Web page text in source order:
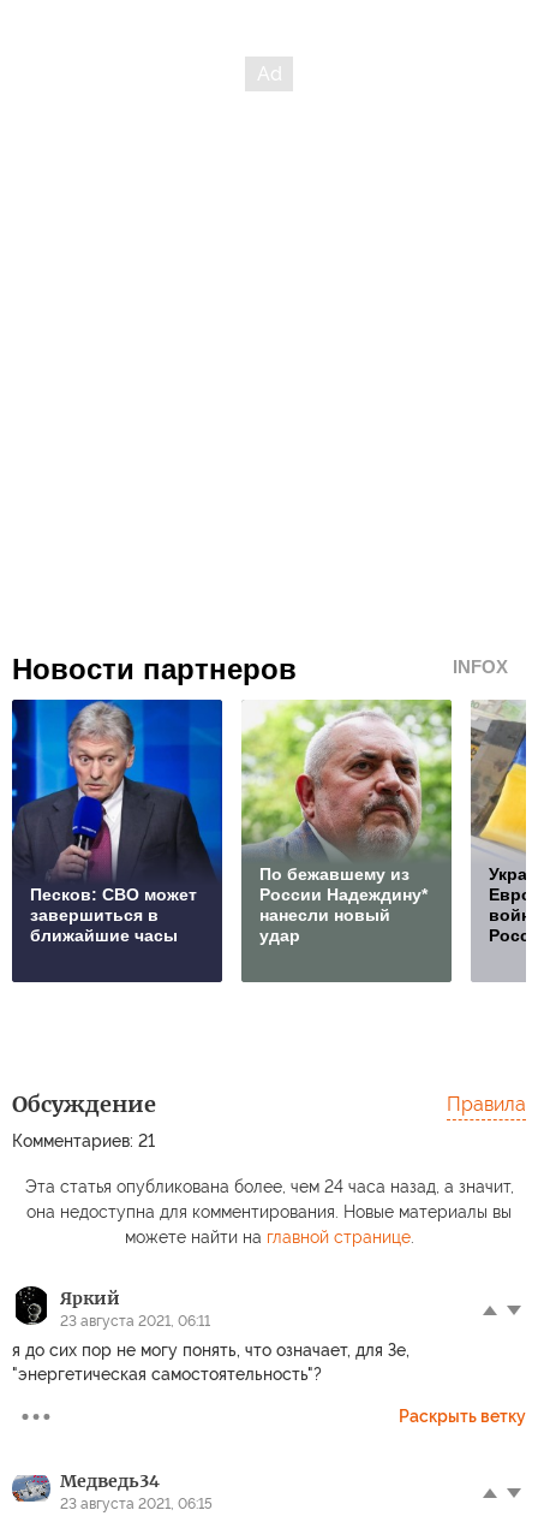
Новости партнеров INFOX
Песков: СВО может
завершиться в
ближайшие часы
По бежавшему из
России Надеждину*
нанесли новый
удар
Обсуждение
Комментариев: 21
Правила
Эта статья опубликована более, чем 24 часа назад, а значит,
она недоступна для комментирования. Новые материалы вы
можете найти на главной странице.
Яркий
23 августа 2021, 06:11
я до сих пор не могу понять, что означает, для Зе,
"энергетическая самостоятельность"?
Раскрыть ветку
Медведь34
23 августа 2021, 06:15